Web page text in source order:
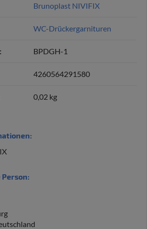
Brunoplast NIVIFIX
WC-Drückergarnituren
BPDGH-1
4260564291580
0,02 kg